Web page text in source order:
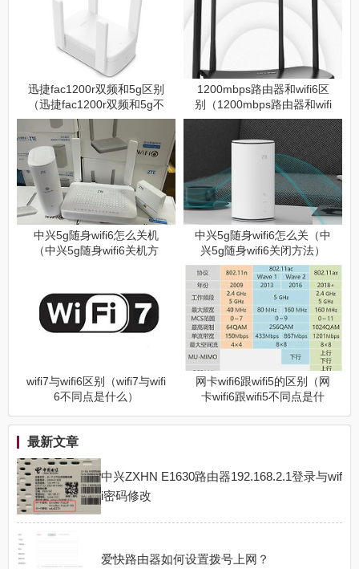
迅捷fac1200r双频和5g区别
（迅捷fac1200r双频和5g不
同点是什么）
1200mbps路由器和wifi6区
别（1200mbps路由器和wifi
6不同点是什么）
中兴5g随身wifi6怎么关机
（中兴5g随身wifi6关机方
中兴5g随身wifi6怎么关（中
兴5g随身wifi6关闭方法）
wifi7与wifi6区别（wifi7与wifi
6不同点是什么）
网卡wifi6跟wifi5的区别（网
卡wifi6跟wifi5不同点是什
最新文章
中兴ZXHN E1630路由器192.168.2.1登录与wif
i密码修改
爱快路由器如何设置拨号上网？